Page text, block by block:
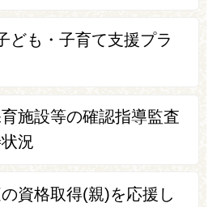
ども・子育て支援プラ
施設等の確認指導監査
況
資格取得(親)を応援し